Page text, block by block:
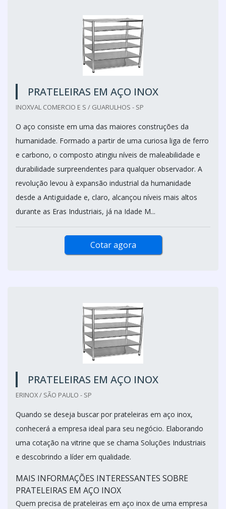
PRATELEIRAS EM AÇO INOX
INOXVAL COMERCIO E S / GUARULHOS - SP
O aço consiste em uma das maiores construções da
humanidade. Formado a partir de uma curiosa liga de ferro
e carbono, o composto atingiu níveis de maleabilidade e
durabilidade surpreendentes para qualquer observador. A
revolução levou à expansão industrial da humanidade
desde a Antiguidade e, claro, alcançou níveis mais altos
durante as Eras Industriais, já na Idade M...
Cotar agora
PRATELEIRAS EM AÇO INOX
ERINOX / SÃO PAULO - SP
Quando se deseja buscar por prateleiras em aço inox,
conhecerá a empresa ideal para seu negócio. Elaborando
uma cotação na vitrine que se chama Soluções Industriais
e descobrindo a líder em qualidade.
MAIS INFORMAÇÕES INTERESSANTES SOBRE
PRATELEIRAS EM AÇO INOX
Quem precisa de prateleiras em aço inox de uma empresa